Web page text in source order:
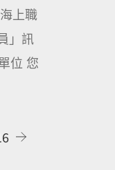
上職
」訊
位 您